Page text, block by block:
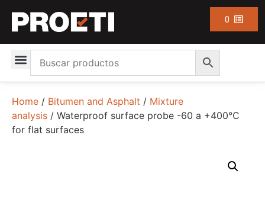
0
Home / Bitumen and Asphalt / Mixture
analysis / Waterproof surface probe -60 a +400°C
for flat surfaces